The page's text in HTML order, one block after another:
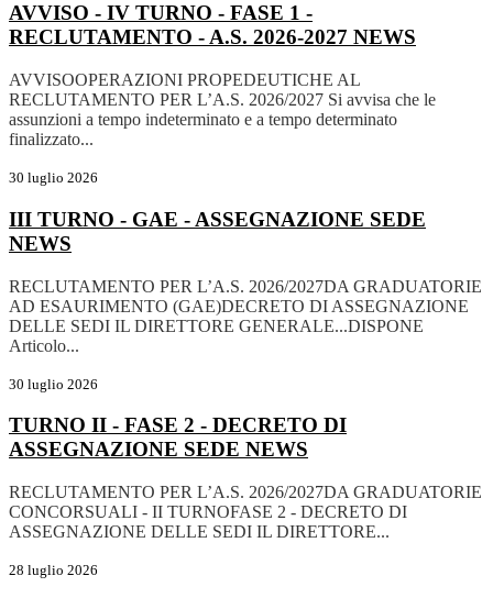
AVVISO - IV TURNO - FASE 1 -
RECLUTAMENTO - A.S. 2026-2027 NEWS
AVVISOOPERAZIONI PROPEDEUTICHE AL
RECLUTAMENTO PER L’A.S. 2026/2027 Si avvisa che le
assunzioni a tempo indeterminato e a tempo determinato
finalizzato...
30 luglio 2026
III TURNO - GAE - ASSEGNAZIONE SEDE
NEWS
RECLUTAMENTO PER L’A.S. 2026/2027DA GRADUATORIE
AD ESAURIMENTO (GAE)DECRETO DI ASSEGNAZIONE
DELLE SEDI IL DIRETTORE GENERALE...DISPONE
Articolo...
30 luglio 2026
TURNO II - FASE 2 - DECRETO DI
ASSEGNAZIONE SEDE NEWS
RECLUTAMENTO PER L’A.S. 2026/2027DA GRADUATORIE
CONCORSUALI - II TURNOFASE 2 - DECRETO DI
ASSEGNAZIONE DELLE SEDI IL DIRETTORE...
28 luglio 2026